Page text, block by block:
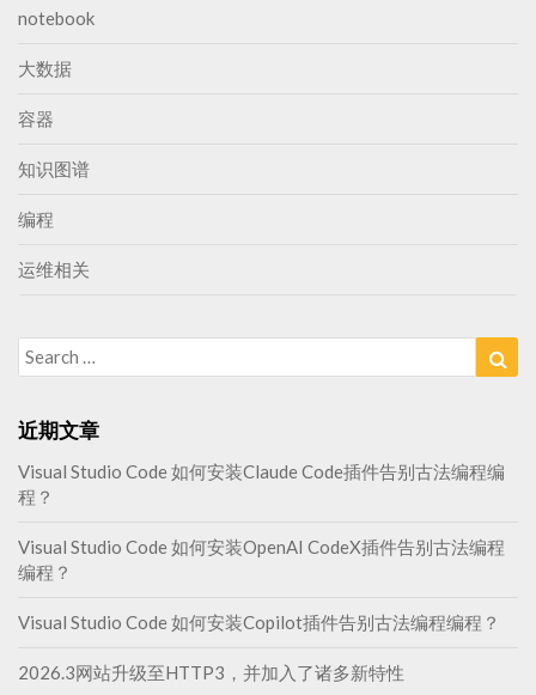
notebook
大数据
容器
知识图谱
编程
运维相关
Search
for:
近期文章
Visual Studio Code 如何安装Claude Code插件告别古法编程编
程？
Visual Studio Code 如何安装OpenAI CodeX插件告别古法编程
编程？
Visual Studio Code 如何安装Copilot插件告别古法编程编程？
2026.3网站升级至HTTP3，并加入了诸多新特性